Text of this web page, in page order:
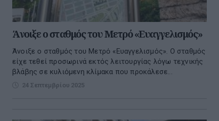
Άνοιξε ο σταθμός του Μετρό «Ευαγγελισμός»
Άνοιξε ο σταθμός του Μετρό «Ευαγγελισμός». Ο σταθμός
είχε τεθεί προσωρινά εκτός λειτουργίας λόγω τεχνικής
βλάβης σε κυλιόμενη κλίμακα που προκάλεσε...
24 Σεπτεμβρίου 2025